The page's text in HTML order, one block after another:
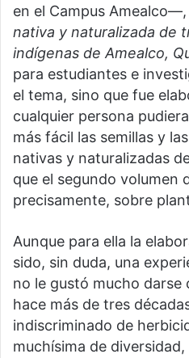
en el Campus Amealco—,
nativa y naturalizada de
indígenas de Amealco,
para estudiantes e
el tema, sino que fue
cualquier persona
más fácil las semillas y
nativas y naturalizadas
que el segundo volumen
precisamente, sobre
Aunque para ella la
sido, sin duda, una
no le gustó mucho darse
hace más de tres
indiscriminado de
muchísima de